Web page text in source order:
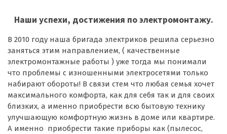
Наши успехи, достижения по электромонтажу.
В 2010 году наша бригада электриков решила серьезно
заняться этим направлением, ( качественные
электромонтажные работы ) уже тогда мы понимали
что проблемы с изношенными электросетями только
набирают обороты! В связи стем что любая семья хочет
максимального комфорта, как для себя так и для своих
близких, а именно приобрести всю бытовую технику
улучшающую комфортную жизнь в доме или квартире.
А именно приобрести такие приборы как (пылесос,